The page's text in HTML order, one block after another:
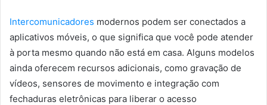
Intercomunicadores modernos podem ser conectados a
aplicativos móveis, o que significa que você pode atender
à porta mesmo quando não está em casa. Alguns modelos
ainda oferecem recursos adicionais, como gravação de
vídeos, sensores de movimento e integração com
fechaduras eletrônicas para liberar o acesso